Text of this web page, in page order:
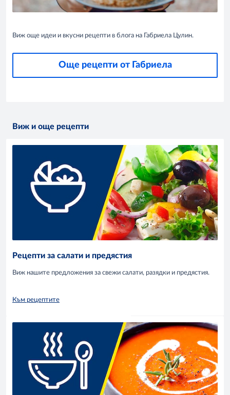
Виж още идеи и вкусни рецепти в блога на Габриела Цулин.
Още рецепти от Габриела
Виж и още рецепти
Рецепти за салати и предястия
Виж нашите предложения за свежи салати, разядки и предястия.
Към рецептите